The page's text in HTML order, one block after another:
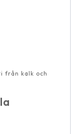
från kalk och